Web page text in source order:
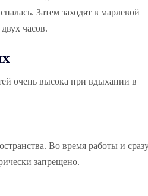
Затем заходят в марлевой
часов.
очень высока при вдыхании в
Во время работы и
запрещено.